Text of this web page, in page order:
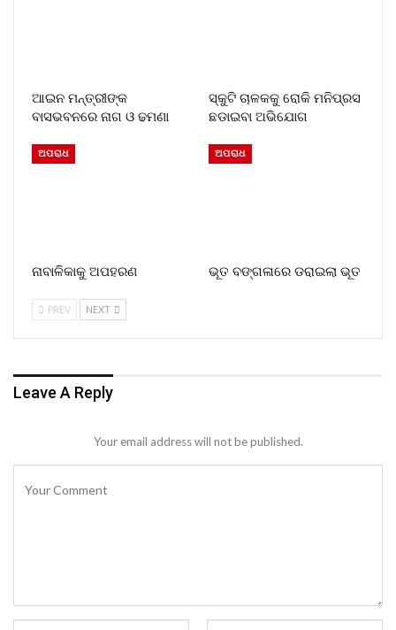
ଆଇନ ମନ୍ତ୍ରୀଙ୍କ
ବାସଭବନରେ ନାଗ ଓ ଢମଣା
ସ୍କୁଟି ଚାଳକକୁ ରୋକି ମନିପ୍ରସ
ଛଡାଇବା ଅଭିଯୋଗ
ଅପରାଧ
ନାବାଳିକାକୁ ଅପହରଣ
ଅପରାଧ
ଭୂତ ବଙ୍ଗଳାରେ ଡରାଇଲା ଭୂତ
PREV NEXT
Leave A Reply
Your email address will not be published.